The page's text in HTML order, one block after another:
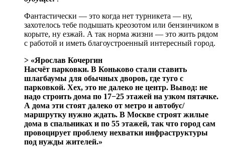
Фантастически — это когда нет турникета — ну,
захотелось тебе подышать креозотом или бензинчиком в
корыте, ну езжай. А так норма жизни — это жить рядом
с работой и иметь благоустроенный интересный город.
> «Ярослав Кочергин
Насчёт парковки. В Коньково стали ставить
шлагбаумы для обычных дворов, где туго с
парковкой. Хех, это не далеко не центр. Вывод: не
надо строить дома по 17−25 этажей на узком пятачке.
А дома эти стоят далеко от метро и автобус/
маршрутку нужно ждать. В Москве строят жилые
дома в спальниках и по 55 этажей, так что город сам
провоцирует проблему нехватки инфраструктуры
под нужды жителей.»